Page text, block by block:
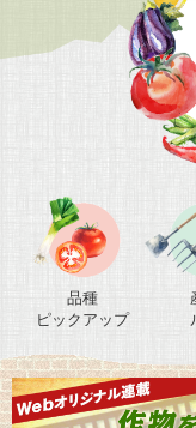
品種
ピックアップ